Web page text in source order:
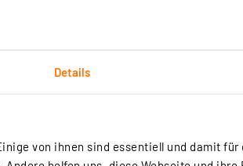
Details
von ihnen sind essentiell und damit für
ausgezeichnete Heizkörperthermostat
Zentrale CCU3 einsetzbar.